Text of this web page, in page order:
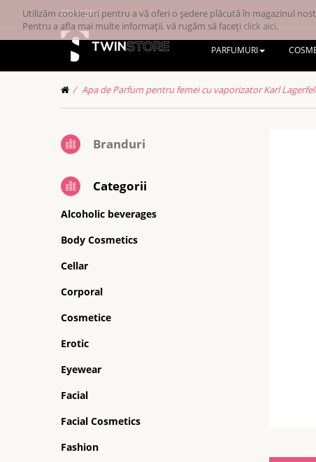
RONRON
PARFUMURI
Apa de Parfum pentru femei cu vaporizator Karl
Branduri
Categorii
Alcoholic beverages
Body Cosmetics
Cellar
Corporal
Cosmetice
Erotic
Eyewear
Facial
Facial Cosmetics
Fashion
Utilizăm cookie-uri pentru a vă oferi o ședere plăcută în magazinul
Pentru a afla mai multe informații, vă rugăm să faceți click aici.